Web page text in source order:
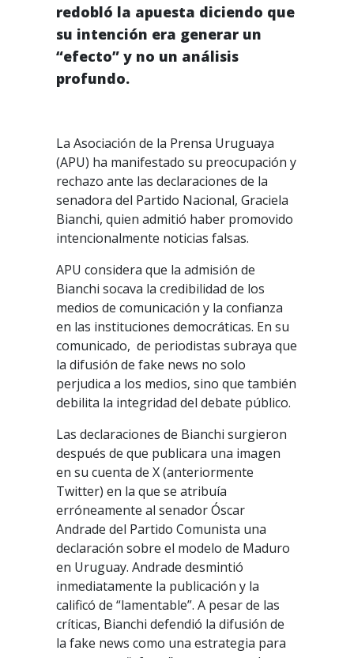
redobló la apuesta diciendo que
su intención era generar un
“efecto” y no un análisis
profundo.
La Asociación de la Prensa Uruguaya
(APU) ha manifestado su preocupación y
rechazo ante las declaraciones de la
senadora del Partido Nacional, Graciela
Bianchi, quien admitió haber promovido
intencionalmente noticias falsas.
APU considera que la admisión de
Bianchi socava la credibilidad de los
medios de comunicación y la confianza
en las instituciones democráticas. En su
comunicado, de periodistas subraya que
la difusión de fake news no solo
perjudica a los medios, sino que también
debilita la integridad del debate público.
Las declaraciones de Bianchi surgieron
después de que publicara una imagen
en su cuenta de X (anteriormente
Twitter) en la que se atribuía
erróneamente al senador Óscar
Andrade del Partido Comunista una
declaración sobre el modelo de Maduro
en Uruguay. Andrade desmintió
inmediatamente la publicación y la
calificó de “lamentable”. A pesar de las
críticas, Bianchi defendió la difusión de
la fake news como una estrategia para